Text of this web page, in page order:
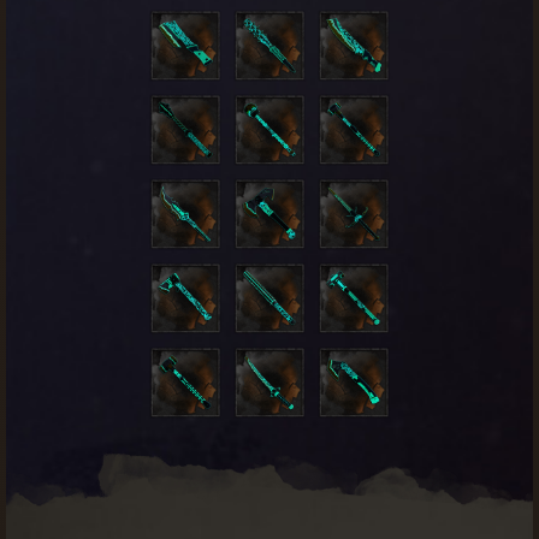
Okrycie tułowia Legendarne
Kurtka pierwszego pielgrzyma
Koszt:
KUP
Twoja nagroda została odblokowana.
Unikatowe
Paralotnia pierwszego pielgrzyma
Koszt:
Twoja nagroda została odblokowana.